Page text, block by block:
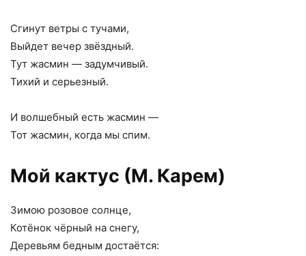
Сгинут ветры с тучами,
Выйдет вечер звёздный.
Тут жасмин — задумчивый.
Тихий и серьезный.
И волшебный есть жасмин —
Тот жасмин, когда мы спим.
Мой кактус (М. Карем)
Зимою розовое солнце,
Котёнок чёрный на снегу,
Деревьям бедным достаётся: